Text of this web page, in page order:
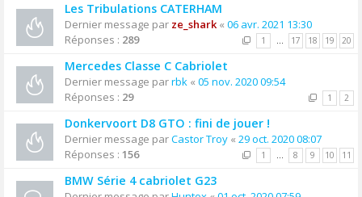
Les Tribulations CATERHAM
Dernier message par ze_shark« 06 avr. 2021 13:30
Réponses : 289 1 … 17 18 19 20
Mercedes Classe C Cabriolet
Dernier message parrbk « 05 nov. 2020 09:54
Réponses : 29 1 2
Donkervoort D8 GTO : fini de jouer !
Dernier message parCastor Troy « 29 oct. 2020 08:07
Réponses : 156 1 … 8 9 10 11
BMW Série 4 cabriolet G23